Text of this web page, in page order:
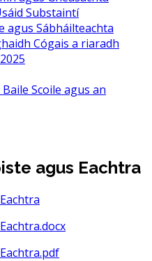
Substaintí
agus Sábháilteachta
Cógais a riaradh
Scoile agus an
agus Eachtra